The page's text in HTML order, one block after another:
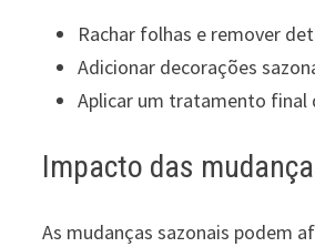
Rachar folhas e remover
Adicionar decorações
Aplicar um tratamento final
Impacto das
As mudanças sazonais podem